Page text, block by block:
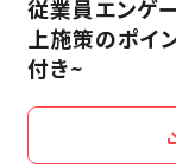
従業員エンゲ
上施策のポイ
付き~